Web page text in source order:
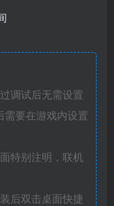
调试后无需设置
需要在游戏内设置
特别注明，联机
后双击桌面快捷